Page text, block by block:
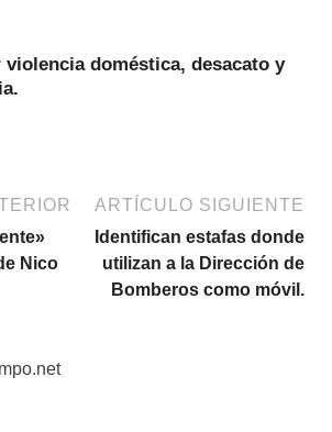
violencia doméstica, desacato y
Nico
ARTÍCULO SIGUIENTE
Identifican estafas donde
utilizan a la Dirección de
Bomberos como móvil.